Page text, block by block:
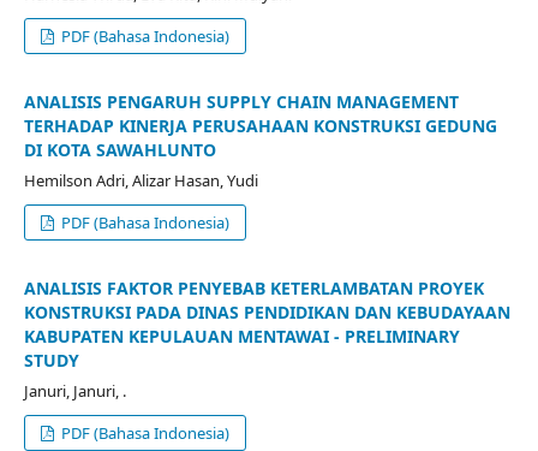
PDF (Bahasa Indonesia)
ANALISIS PENGARUH SUPPLY CHAIN MANAGEMENT
TERHADAP KINERJA PERUSAHAAN KONSTRUKSI GEDUNG
DI KOTA SAWAHLUNTO
Hemilson Adri, Alizar Hasan, Yudi
PDF (Bahasa Indonesia)
ANALISIS FAKTOR PENYEBAB KETERLAMBATAN PROYEK
KONSTRUKSI PADA DINAS PENDIDIKAN DAN KEBUDAYAAN
KABUPATEN KEPULAUAN MENTAWAI - PRELIMINARY
STUDY
Januri, Januri, .
PDF (Bahasa Indonesia)